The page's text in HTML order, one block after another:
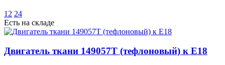
12 24
Есть на складе
Двигатель ткани 149057T (тефлоновый) к Е18